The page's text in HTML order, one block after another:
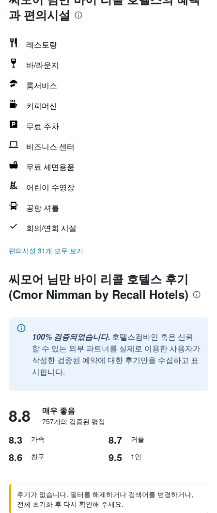
과 편의시설
레스토랑
바/라운지
룸서비스
커피머신
무료 주차
비즈니스 센터
무료 세면용품
어린이 수영장
공항 셔틀
회의/연회 시설
편의시설 31개 모두 보기
씨모어 님만 바이 리콜 호텔스 후기
(Cmor Nimman by Recall Hotels)
100% 검증되었습니다. 호텔스컴바인 혹은 신뢰
할 수 있는 외부 파트너를 실제로 이용한 사용자가
작성한 검증된 예약에 대한 후기만을 수집하고 표
시합니다.
8.8 매우 좋음
757개의 검증된 평점
8.3 가족 8.7 커플
8.6 친구 9.5 1인
후기가 없습니다. 필터를 해제하거나 검색어를 변경하거나,
전체 초기화 후 다시 확인해 주세요.